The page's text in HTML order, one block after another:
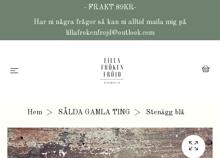
- FRAKT 89KR-
Har ni några frågor så kan ni alltid maila mig på
lillafrokenfrojd@outlook.com
Hem SÅLDA GAMLA TING Stenägg blå